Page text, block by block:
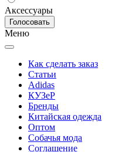
Аксессуары
Меню
Как сделать заказ
Статьи
Adidas
КУЗеР
Бренды
Китайская одежда
Оптом
Собачья мода
Соглашение